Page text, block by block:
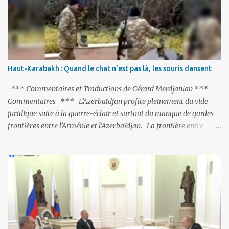
purge massive. Avec en perspective, une épée de Damoclès
suspendue au-dessus de la tête - la fin des négociations d’adhésion
à l’UE si la peine de mort est rétablie ; Et des menaces non voilées
envers les Etats-Unis : «Si Gülen n'est pas extradé, les États-Unis
sacrifieront les relations bilatérales à cause de ce terroriste» , a
prévenu le ministre turc de la Justice, Bekir Bozdag.
Haut-Karabakh : Quand le chat n’est pas là, les souris dansent
*** Commentaires et Traductions de Gérard Merdjanian ***
Commentaires *** L’Azerbaïdjan profite pleinement du vide
juridique suite à la guerre-éclair et surtout du manque de gardes
frontières entre l’Arménie et l’Azerbaïdjan. La frontière entre
Gumri. On ne sait jamais si l’envie prenait au zigoto d’en face
d’envoyer ses chars sur Erevan (1). Si les 221km de frontière avec
le Nakhitchevan, bien que non-gardé par les Russes, ne posent pas
de problèmes majeurs, il n’en est pas de même des 566km avec
l’Azerbaïdjan. Bakou, profitant de la faiblesse de l’Arménie et
surtout du fait que ce sont exclusivement des gardes-frontière